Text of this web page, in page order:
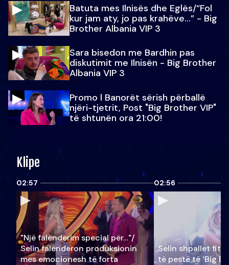
Batuta mes Ilnisës dhe Eglës/“Fol
kur jam aty, jo pas krahëve…” - Big
Brother Albania VIP 3
Sara bisedon me Bardhin pas
diskutimit me Ilnisën - Big Brother
Albania VIP 3
Promo l Banorët sërish përballë
njëri-tjetrit, Post "Big Brother VIP"
të shtunën ora 21:00!
Klipe
02:57
"Një falenderim special për…"/
Selin falënderon produksionin
mes emocionesh të forta
02:56
Selin shpallet
të pestë të ‘Big